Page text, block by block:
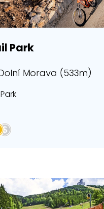
Park
Morava (533m)